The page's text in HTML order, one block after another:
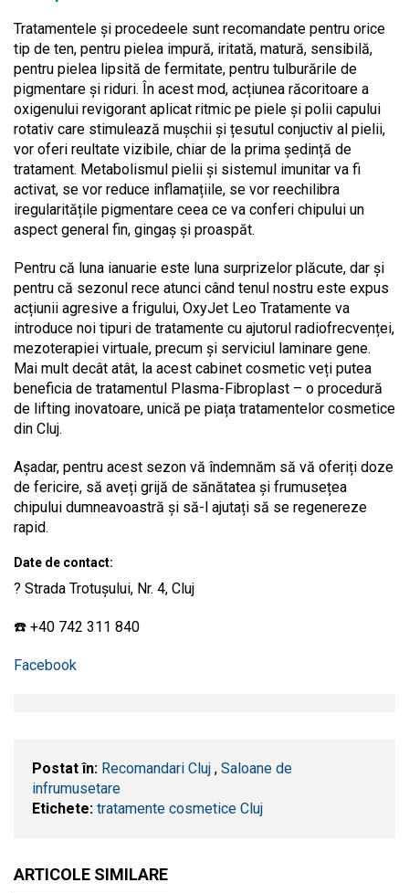
Tratamentele și procedeele sunt recomandate pentru orice
tip de ten, pentru pielea impură, iritată, matură, sensibilă,
pentru pielea lipsită de fermitate, pentru tulburările de
pigmentare și riduri. În acest mod, acțiunea răcoritoare a
oxigenului revigorant aplicat ritmic pe piele și polii capului
rotativ care stimulează mușchii și țesutul conjuctiv al pielii,
vor oferi reultate vizibile, chiar de la prima ședință de
tratament. Metabolismul pielii și sistemul imunitar va fi
activat, se vor reduce inflamațiile, se vor reechilibra
iregularitățile pigmentare ceea ce va conferi chipului un
aspect general fin, gingaș și proaspăt.
Pentru că luna ianuarie este luna surprizelor plăcute, dar și
pentru că sezonul rece atunci când tenul nostru este expus
acțiunii agresive a frigului, OxyJet Leo Tratamente va
introduce noi tipuri de tratamente cu ajutorul radiofrecvenței,
mezoterapiei virtuale, precum și serviciul laminare gene.
Mai mult decât atât, la acest cabinet cosmetic veți putea
beneficia de tratamentul Plasma-Fibroplast – o procedură
de lifting inovatoare, unică pe piața tratamentelor cosmetice
din Cluj.
Așadar, pentru acest sezon vă îndemnăm să vă oferiți doze
de fericire, să aveți grijă de sănătatea și frumusețea
chipului dumneavoastră și să-l ajutați să se regenereze
rapid.
Date de contact:
? Strada Trotușului, Nr. 4, Cluj
☎️ +40 742 311 840
Facebook
Postat în: Recomandari Cluj , Saloane de
infrumusetare
Etichete: tratamente cosmetice Cluj
ARTICOLE SIMILARE